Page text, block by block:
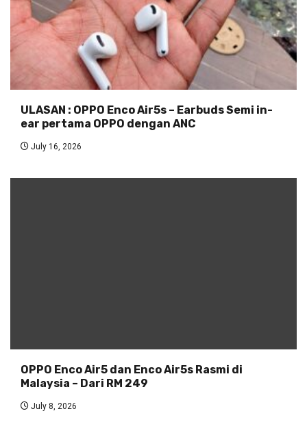
ULASAN : OPPO Enco Air5s – Earbuds Semi in-
ear pertama OPPO dengan ANC
July 16, 2026
OPPO Enco Air5 dan Enco Air5s Rasmi di
Malaysia – Dari RM 249
July 8, 2026